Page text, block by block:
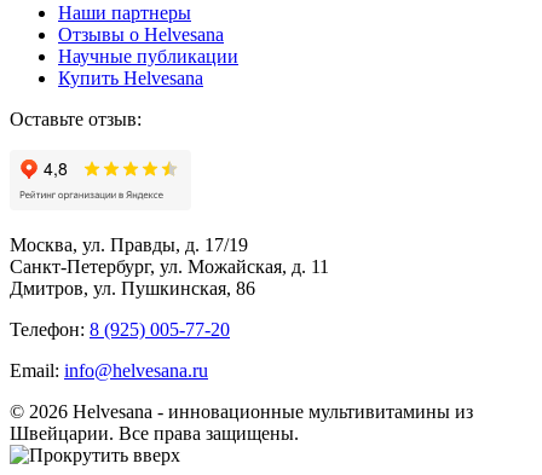
Наши партнеры
Отзывы о Helvesana
Научные публикации
Купить Helvesana
Оставьте отзыв:
Москва, ул. Правды, д. 17/19
Санкт-Петербург, ул. Можайская, д. 11
Дмитров, ул. Пушкинская, 86
Телефон: 8 (925) 005-77-20
Email: info@helvesana.ru
© 2026 Helvesana - инновационные мультивитамины из
Швейцарии. Все права защищены.